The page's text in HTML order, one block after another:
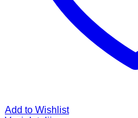
Add to Wishlist